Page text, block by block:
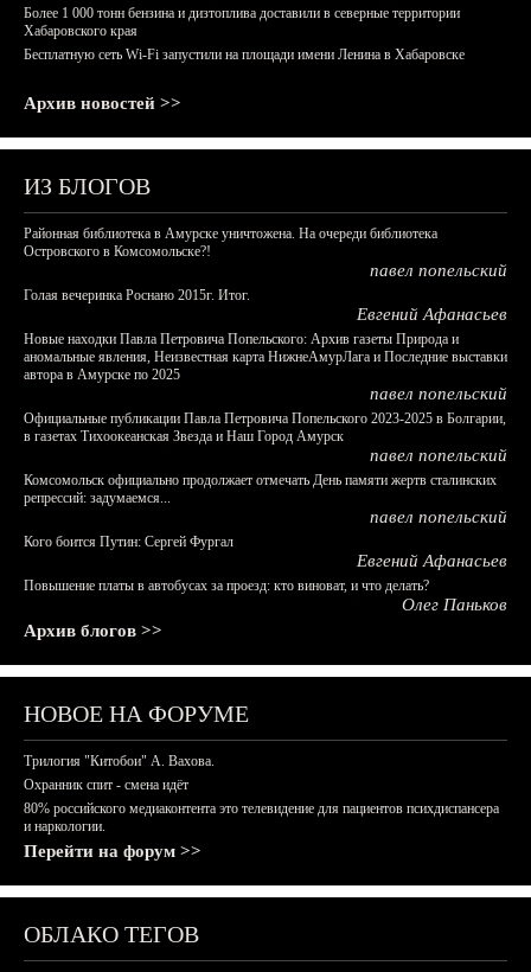
Более 1 000 тонн бензина и дизтоплива доставили в северные территории
Хабаровского края
Бесплатную сеть Wi-Fi запустили на площади имени Ленина в Хабаровске
Архив новостей >>
ИЗ БЛОГОВ
Районная библиотека в Амурске уничтожена. На очереди библиотека
Островского в Комсомольске?!
павел попельский
Голая вечеринка Роснано 2015г. Итог.
Евгений Афанасьев
Новые находки Павла Петровича Попельского: Архив газеты Природа и
аномальные явления, Неизвестная карта НижнеАмурЛага и Последние выставки
автора в Амурске по 2025
павел попельский
Официальные публикации Павла Петровича Попельского 2023-2025 в Болгарии,
в газетах Тихоокеанская Звезда и Наш Город Амурск
павел попельский
Комсомольск официально продолжает отмечать День памяти жертв сталинских
репрессий: задумаемся...
павел попельский
Кого боится Путин: Сергей Фургал
Евгений Афанасьев
Повышение платы в автобусах за проезд: кто виноват, и что делать?
Олег Паньков
Архив блогов >>
НОВОЕ НА ФОРУМЕ
Трилогия "Китобои" А. Вахова.
Охранник спит - смена идёт
80% российского медиаконтента это телевидение для пациентов психдиспансера
и наркологии.
Перейти на форум >>
ОБЛАКО ТЕГОВ